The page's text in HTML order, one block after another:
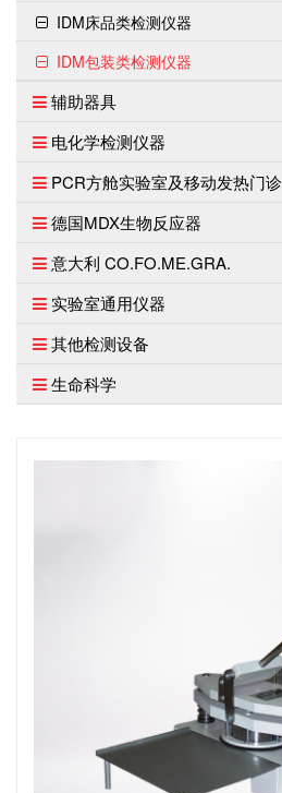
IDM床品类检测仪器
IDM包装类检测仪器
辅助器具
电化学检测仪器
PCR方舱实验室及移动发热门诊
德国MDX生物反应器
意大利 CO.FO.ME.GRA.
实验室通用仪器
其他检测设备
生命科学